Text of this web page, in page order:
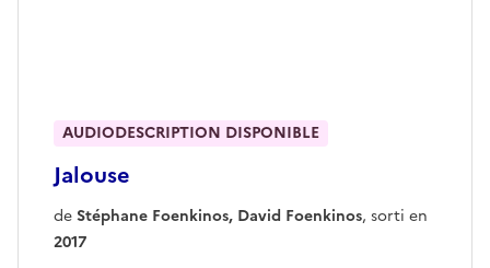
Jalouse
AUDIODESCRIPTION DISPONIBLE
deStéphane Foenkinos, David Foenkinos, sorti en
2017